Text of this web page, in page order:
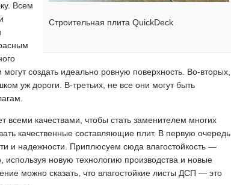
Строительная плита QuickDeck
Всем
создать идеально ровную поверхность. Во-вторых,
уж дороги. В-третьих, не все они могут быть
качествами, чтобы стать заменителем многих
качественные составляющие плит. В первую очередь
и надежности. Приплюсуем сюда влагостойкость —
используя новую технологию производства и новые
можно сказать, что влагостойкие листы ДСП — это